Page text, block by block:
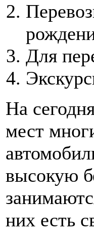
Для
На
мест
высокую
них есть